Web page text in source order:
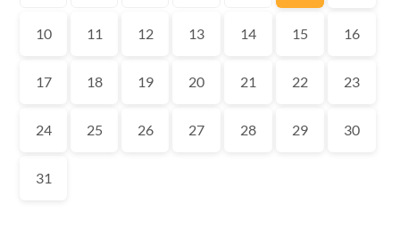
10 11 12 13 14 15 16
17 18 19 20 21 22 23
24 25 26 27 28 29 30
31